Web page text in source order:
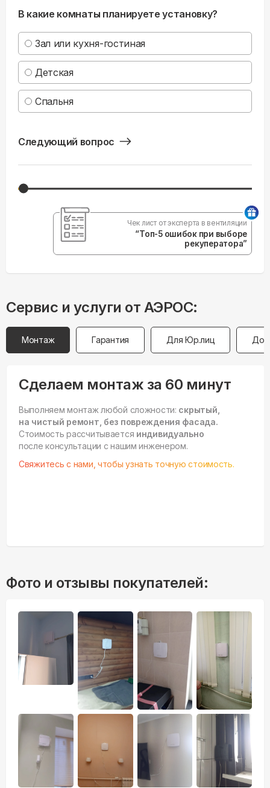
В какие комнаты планируете установку?
Зал или кухня-гостиная
Детская
Спальня
Следующий вопрос
Чек лист от эксперта в вентиляции
“Топ-5 ошибок при выборе
рекуператора”
Сервис и услуги от АЭРОС:
Монтаж Гарантия Для Юр.лиц
Сделаем монтаж за 60 минут
Выполняем монтаж любой сложности: скрытый,
на чистый ремонт, без повреждения фасада.
Стоимость рассчитывается индивидуально
после консультации с нашим инженером.
Свяжитесь с нами, чтобы узнать точную стоимость.
Фото и отзывы покупателей: